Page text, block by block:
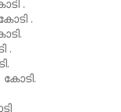
.
.
.